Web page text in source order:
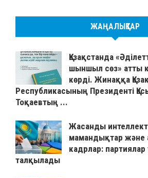
ЖАҢАЛЫҚТАР
Қазақстанда
шыншыл сөз» атты
көрді. Жинаққа
Республикасының Президенті
Тоқаевтың ...
Жасанды
мамандықтар және
кадрлар: партиялар
талқылады